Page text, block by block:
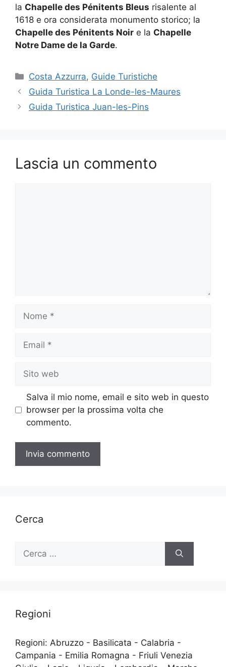
la Chapelle des Pénitents Bleus risalente al
1618 e ora considerata monumento storico; la
Chapelle des Pénitents Noir e la Chapelle
Notre Dame de la Garde.
Categorie
Costa Azzurra, Guide Turistiche
Guida Turistica La Londe-les-Maures
Guida Turistica Juan-les-Pins
Lascia un commento
Nome
Email
Sito
web
Salva il mio nome, email e sito web in questo
browser per la prossima volta che
commento.
Cerca
per:
Regioni
Regioni: Abruzzo - Basilicata - Calabria -
Campania - Emilia Romagna - Friuli Venezia